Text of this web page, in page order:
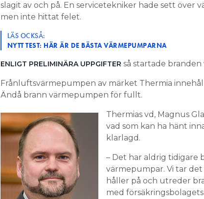
slagit av och på. En servicetekniker hade sett över
men inte hittat felet.
LÄS OCKSÅ:
NYTT TEST: HÄR ÄR DE BÄSTA VÄRMEPUMPARNA
ENLIGT PRELIMINÄRA UPPGIFTER så startade branden
Frånluftsvärmepumpen av märket Thermia
Ändå brann värmepumpen för fullt.
Thermias vd, Magnus
vad som kan ha hänt
klarlagd.
– Det har aldrig tidigare
värmepumpar. Vi tar
håller på och utreder
med